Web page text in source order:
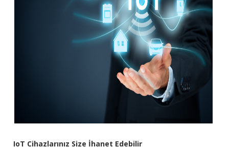
IoT Cihazlarınız Size İhanet Edebilir